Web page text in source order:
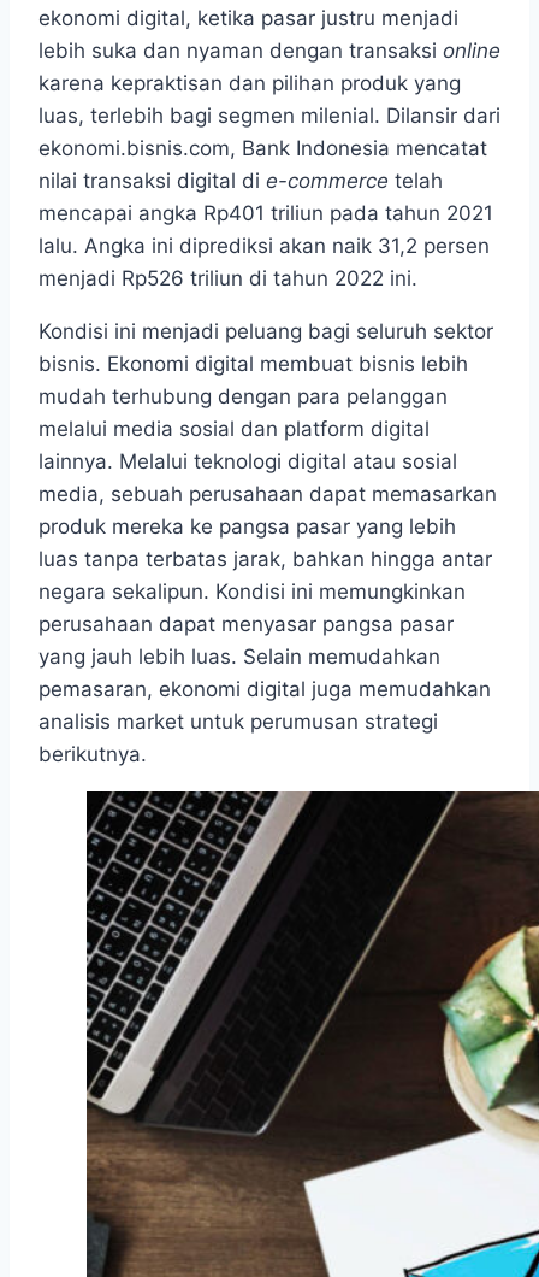
ekonomi digital, ketika pasar justru menjadi
lebih suka dan nyaman dengan transaksi online
karena kepraktisan dan pilihan produk yang
luas, terlebih bagi segmen milenial. Dilansir dari
ekonomi.bisnis.com, Bank Indonesia mencatat
nilai transaksi digital di e-commerce telah
mencapai angka Rp401 triliun pada tahun 2021
lalu. Angka ini diprediksi akan naik 31,2 persen
menjadi Rp526 triliun di tahun 2022 ini.
Kondisi ini menjadi peluang bagi seluruh sektor
bisnis. Ekonomi digital membuat bisnis lebih
mudah terhubung dengan para pelanggan
melalui media sosial dan platform digital
lainnya. Melalui teknologi digital atau sosial
media, sebuah perusahaan dapat memasarkan
produk mereka ke pangsa pasar yang lebih
luas tanpa terbatas jarak, bahkan hingga antar
negara sekalipun. Kondisi ini memungkinkan
perusahaan dapat menyasar pangsa pasar
yang jauh lebih luas. Selain memudahkan
pemasaran, ekonomi digital juga memudahkan
analisis market untuk perumusan strategi
berikutnya.